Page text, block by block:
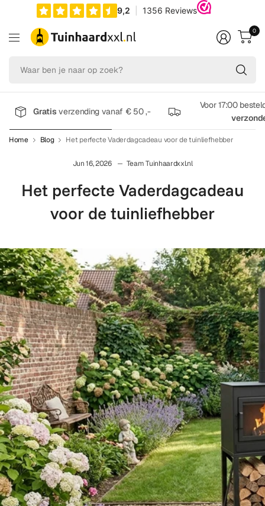
op
0
Gratisverzending vanaf € 50 ,-
Voor 17:00
Home Blog Het perfecte Vaderdagcadeau voor de tuinliefhebber
Jun 16, 2026 Team Tuinhaardxxl.nl
Het perfecte Vaderdagcadeau
voor de tuinliefhebber